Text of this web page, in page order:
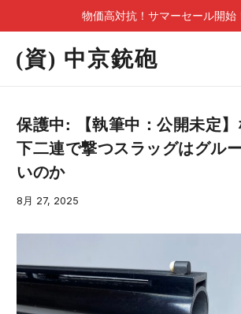
物価高対抗！サマーセール開始
(資) 中京銃砲
保護中: 【執筆中：公開未定
下二連で撃つスラッグはグル
いのか
8月 27, 2025